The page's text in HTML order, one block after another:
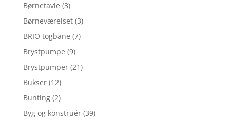
Børnetavle (3)
Børneværelset (3)
BRIO togbane (7)
Brystpumpe (9)
Brystpumper (21)
Bukser (12)
Bunting (2)
Byg og konstruér (39)